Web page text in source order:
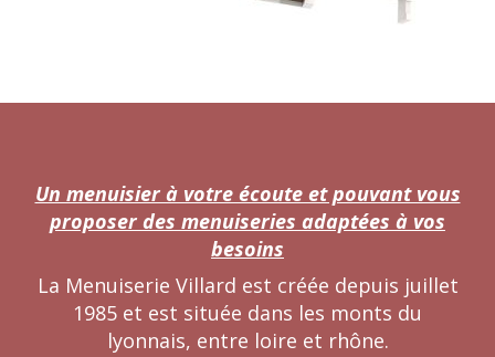
Un menuisier à votre écoute et pouvant vous
proposer des menuiseries adaptées à vos
besoins
La Menuiserie Villard est créée depuis juillet
1985 et est située dans les monts du
lyonnais, entre loire et rhône.